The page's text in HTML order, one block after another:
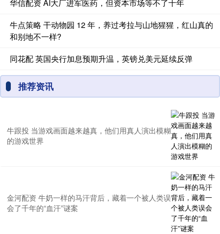
华信配资 AI大厂进军医药，但资本市场等不了十年
牛点策略 干动物园 12 年，养过考拉与山地猩猩，红山真的
和别地不一样?
同花配 英国央行加息预期升温，英镑兑美元延续反弹
推荐资讯
牛跟投 当游戏画面越来越真，他们用真人演出模糊
的游戏世界
金河配资 牛奶一样的马汗背后，藏着一个被人类误
会了千年的“血汗”谜案